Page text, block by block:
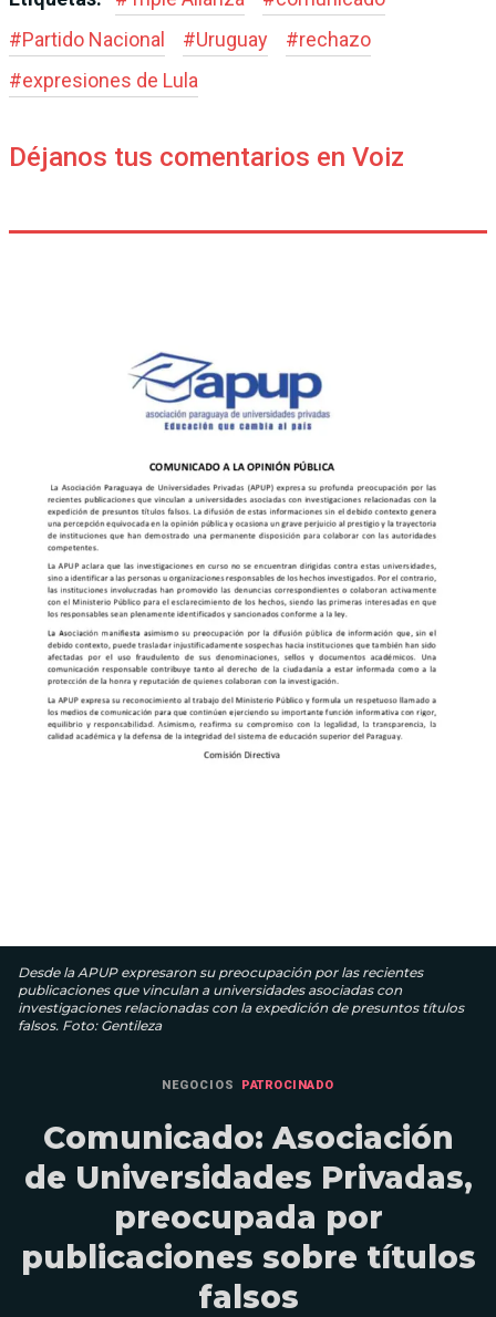
#Partido Nacional #Uruguay #rechazo
#expresiones de Lula
Déjanos tus comentarios en Voiz
Desde la APUP expresaron su preocupación por las recientes
publicaciones que vinculan a universidades asociadas con
investigaciones relacionadas con la expedición de presuntos títulos
falsos. Foto: Gentileza
NEGOCIOS PATROCINADO
Comunicado: Asociación
de Universidades Privadas,
preocupada por
publicaciones sobre títulos
falsos